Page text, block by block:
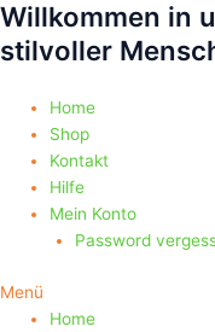
Zum
Inhalt
springen
Willkommen in
stilvoller
Home
Shop
Kontakt
Hilfe
Mein Konto
Password
Menü
Home
Products
search
Products
search